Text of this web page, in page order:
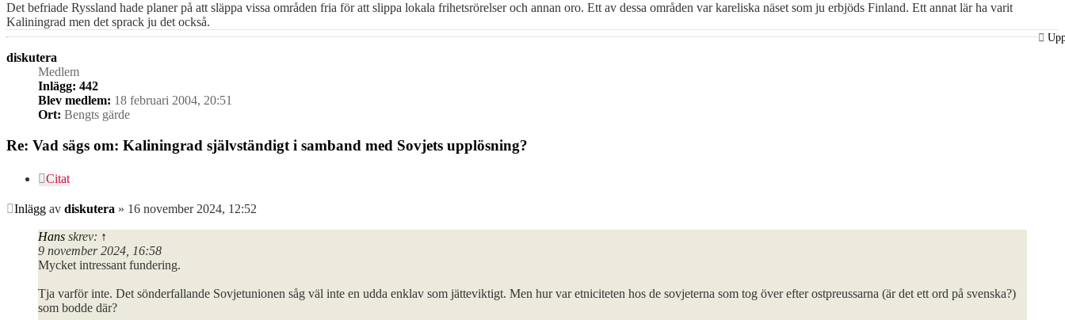
Det befriade Ryssland hade planer på att släppa vissa områden fria för att slippa lokala frihetsrörelser och annan oro. Ett av dessa områden var kareliska näset som ju erbjöds Finland. Ett annat lär ha varit
Kaliningrad men det sprack ju det också.
diskutera
Medlem
Inlägg: 442
Blev medlem: 18 februari 2004, 20:51
Ort: Bengts gärde
Re: Vad sägs om: Kaliningrad självständigt i samband med Sovjets upplösning?
Citat
Inlägg av diskutera » 16 november 2024, 12:52
Hans skrev: ↑
9 november 2024, 16:58
Mycket intressant fundering.
Tja varför inte. Det sönderfallande Sovjetunionen såg väl inte en udda enklav som jätteviktigt. Men hur var etniciteten hos de sovjeterna som tog över efter ostpreussarna (är det ett ord på svenska?)
som bodde där?